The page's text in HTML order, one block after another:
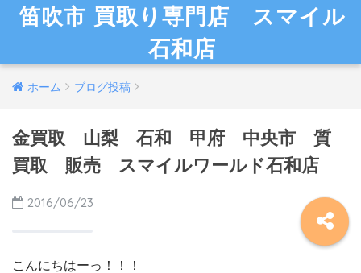
笛吹市 買取り専門店 スマイル
石和店
ホーム ブログ投稿
金買取 山梨 石和 甲府 中央市 質
買取 販売 スマイルワールド石和店
2016/06/23
こんにちはーっ！！！